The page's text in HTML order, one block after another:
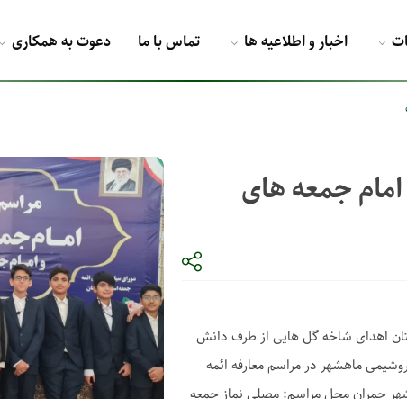
اخبار و اطلاعیه ها تماس با ما دعوت به همکاری
جمعه های
اهدای شاخه گل هایی از طرف دانش
ماهشهر در مراسم معارفه ائمه